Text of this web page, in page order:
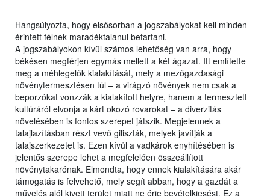
Hangsúlyozta, hogy elsősorban a jogszabályokat kell minden
érintett félnek maradéktalanul betartani.
A jogszabályokon kívül számos lehetőség van arra, hogy
békésen megférjen egymás mellett a két ágazat. Itt említette
meg a méhlegelők kialakítását, mely a mezőgazdasági
növénytermesztésen túl – a virágzó növények nem csak a
beporzókat vonzzák a kialakított helyre, hanem a termesztett
kultúráról elvonja a kárt okozó rovarokat – a diverzitás
növelésében is fontos szerepet játszik. Megjelennek a
talajlazításban részt vevő giliszták, melyek javítják a
talajszerkezetet is. Ezen kívül a vadkárok enyhítésében is
jelentős szerepe lehet a megfelelően összeállított
növénytakarónak. Elmondta, hogy ennek kialakítására akár
támogatás is felvehető, mely segít abban, hogy a gazdát a
művelés alól kivett terület miatt ne érje bevételkiesést. Ez a